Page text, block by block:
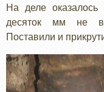
На деле
десяток мм не
Поставили и